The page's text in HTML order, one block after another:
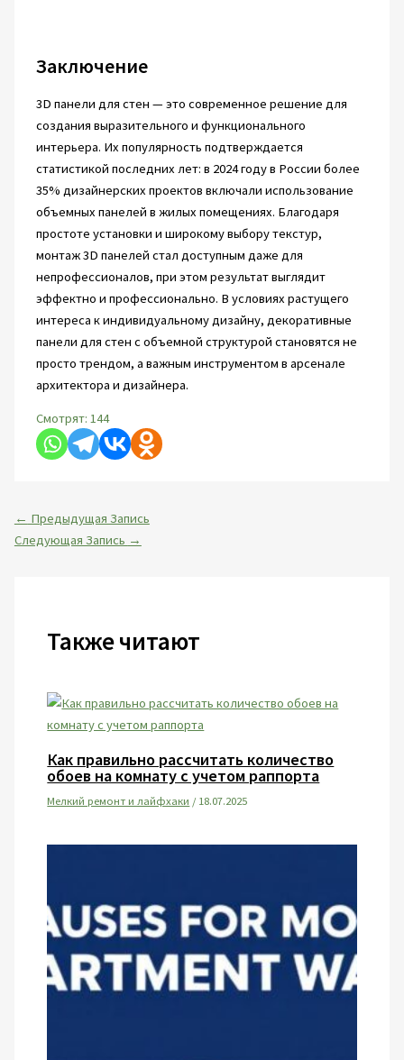
Заключение
3D панели для стен — это современное решение для
создания выразительного и функционального
интерьера. Их популярность подтверждается
статистикой последних лет: в 2024 году в России более
35% дизайнерских проектов включали использование
объемных панелей в жилых помещениях. Благодаря
простоте установки и широкому выбору текстур,
монтаж 3D панелей стал доступным даже для
непрофессионалов, при этом результат выглядит
эффектно и профессионально. В условиях растущего
интереса к индивидуальному дизайну, декоративные
панели для стен с объемной структурой становятся не
просто трендом, а важным инструментом в арсенале
архитектора и дизайнера.
Смотрят: 144
← Предыдущая Запись
Следующая Запись →
Также читают
Как правильно рассчитать количество
обоев на комнату с учетом раппорта
Мелкий ремонт и лайфхаки /18.07.2025